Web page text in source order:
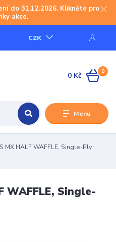
do 31.12.2026. Klikněte pro
akce.
Menu
CZK
0
0 Kč
MX HALF WAFFLE, Single-Ply
WAFFLE, Single-